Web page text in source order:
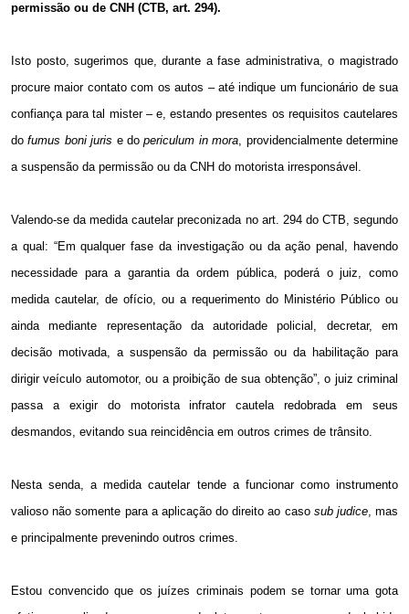
permissão ou de CNH (CTB, art. 294).
Isto posto, sugerimos que, durante a fase administrativa, o magistrado
procure maior contato com os autos – até indique um funcionário de sua
confiança para tal mister – e, estando presentes os requisitos cautelares
dofumus boni juris e dopericulum in mora, providencialmente determine
a suspensão da permissão ou da CNH do motorista irresponsável.
Valendo-se da medida cautelar preconizada no art. 294 do CTB, segundo
a qual: “Em qualquer fase da investigação ou da ação penal, havendo
necessidade para a garantia da ordem pública, poderá o juiz, como
medida cautelar, de ofício, ou a requerimento do Ministério Público ou
ainda mediante representação da autoridade policial, decretar, em
decisão motivada, a suspensão da permissão ou da habilitação para
dirigir veículo automotor, ou a proibição de sua obtenção”, o juiz criminal
passa a exigir do motorista infrator cautela redobrada em seus
desmandos, evitando sua reincidência em outros crimes de trânsito.
Nesta senda, a medida cautelar tende a funcionar como instrumento
valioso não somente para a aplicação do direito ao caso sub judice, mas
e principalmente prevenindo outros crimes.
Estou convencido que os juízes criminais podem se tornar uma gota